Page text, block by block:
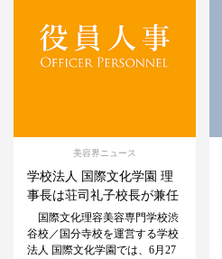
美容界ニュース
学校法人 国際文化学園 理
事長は荘司礼子校長が兼任
国際文化理容美容専門学校渋
谷校／国分寺校を運営する学校
法人 国際文化学園では、6月27